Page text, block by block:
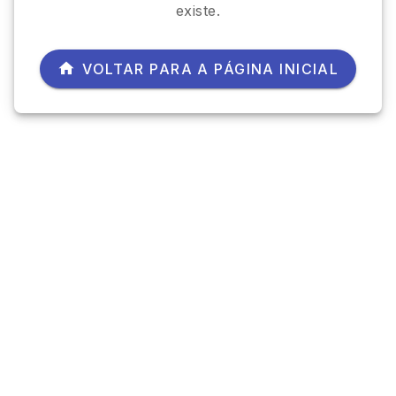
existe.
VOLTAR PARA A PÁGINA INICIAL